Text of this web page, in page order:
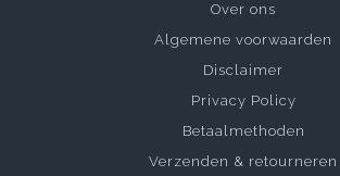
Over ons
Algemene voorwaarden
Disclaimer
Privacy Policy
Betaalmethoden
Verzenden & retourneren